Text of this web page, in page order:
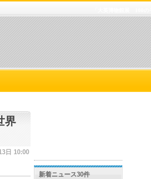
界
日 10:00
新着ニュース30件